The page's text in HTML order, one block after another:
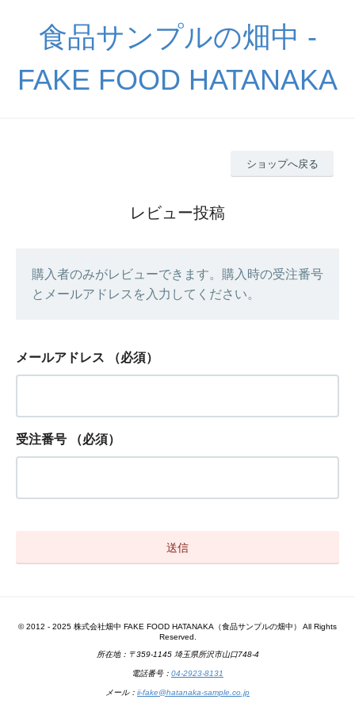
食品サンプルの畑中 -
FAKE FOOD HATANAKA
ショップへ戻る
レビュー投稿
購入者のみがレビューできます。購入時の受注番号
とメールアドレスを入力してください。
メールアドレス （必須）
受注番号 （必須）
© 2012 - 2025 株式会社畑中 FAKE FOOD HATANAKA（食品サンプルの畑中） All Rights
Reserved.
所在地：〒359-1145 埼玉県所沢市山口748-4
電話番号： 04-2923-8131
メール： ii-fake@hatanaka-sample.co.jp